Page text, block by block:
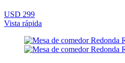
USD 299
Vista rápida